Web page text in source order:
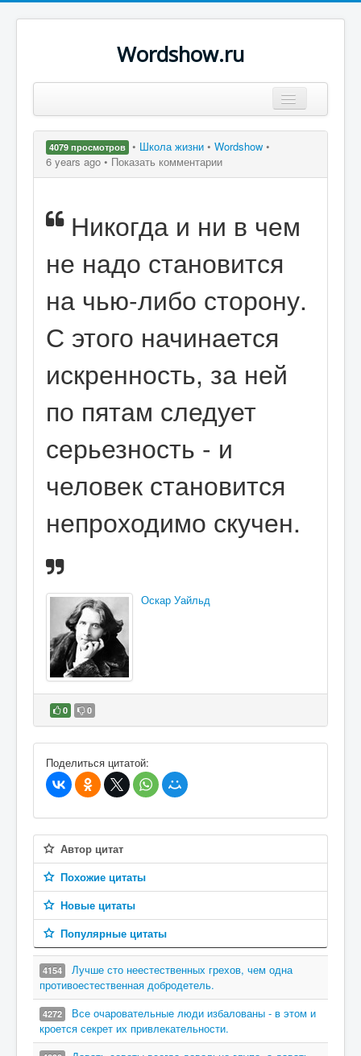
Wordshow.ru
Популярные цитаты
Поиск
4079 просмотров • Школа жизни • Wordshow •
6 years ago • Показать комментарии
Никогда и ни в чем
не надо становится
на чью-либо сторону.
С этого начинается
искренность, за ней
по пятам следует
серьезность - и
человек становится
непроходимо скучен.
Оскар Уайльд
0 0
В избранное
Поделиться цитатой:
Автор цитат
Похожие цитаты
Новые цитаты
Популярные цитаты
4154
Лучше сто неестественных грехов, чем одна
противоестественная добродетель.
4272
Все очаровательные люди избалованы - в этом и
кроется секрет их привлекательности.